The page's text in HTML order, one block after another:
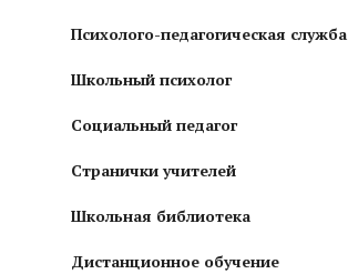
Психолого-педагогическая служба
Школьный психолог
Социальный педагог
Странички учителей
Школьная библиотека
Дистанционное обучение